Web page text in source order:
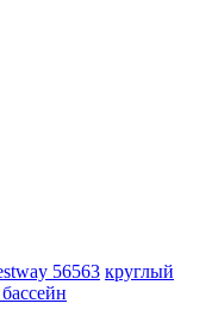
56563 круглый